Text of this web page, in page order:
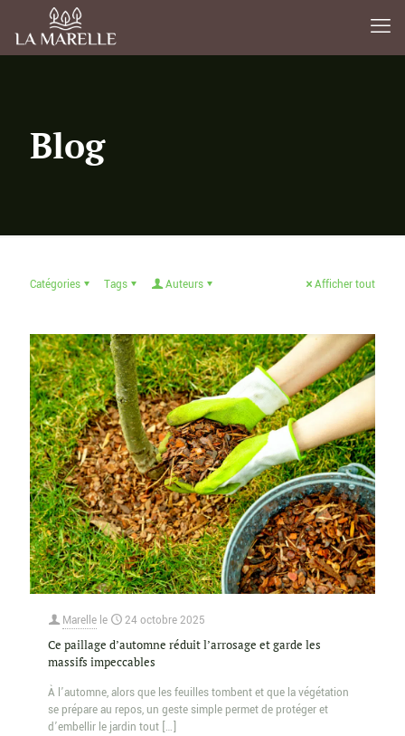
Blog
Catégories Tags Auteurs Afficher tout
Marelle le 24 octobre 2025
Ce paillage d’automne réduit l’arrosage et garde les
massifs impeccables
À l’automne, alors que les feuilles tombent et que la végétation
se prépare au repos, un geste simple permet de protéger et
d’embellir le jardin tout […]